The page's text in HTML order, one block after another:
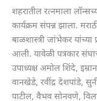
शहरातील रत्नमाला
कार्यक्रम संपन्न झाला.
बाळशास्त्री जांभेकर
आली. यावेळी पत्रकार
उपाध्यक्ष अमोल शिंदे,
वानखेडे, रवींद्र देशपांडे,
पाटील, वैभव सोनवणे,